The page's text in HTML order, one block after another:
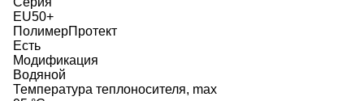
EU50+
ПолимерПротект
Есть
Модификация
Водяной
Температура теплоносителя, max